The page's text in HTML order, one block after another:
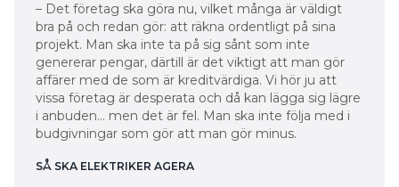
– Det företag ska göra nu, vilket många är väldigt
bra på och redan gör: att räkna ordentligt på sina
projekt. Man ska inte ta på sig sånt som inte
genererar pengar, därtill är det viktigt att man gör
affärer med de som är kreditvärdiga. Vi hör ju att
vissa företag är desperata och då kan lägga sig lägre
i anbuden… men det är fel. Man ska inte följa med i
budgivningar som gör att man gör minus.
SÅ SKA ELEKTRIKER AGERA